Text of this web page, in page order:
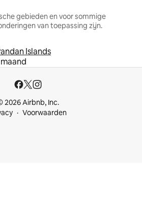
gebieden en voor sommige
van toepassing zijn.
Islands
2026 Airbnb, Inc.
Voorwaarden